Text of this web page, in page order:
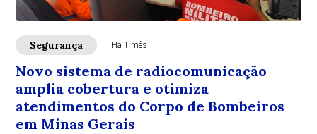
Segurança Há 1 mês
Novo sistema de radiocomunicação
amplia cobertura e otimiza
atendimentos do Corpo de Bombeiros
em Minas Gerais